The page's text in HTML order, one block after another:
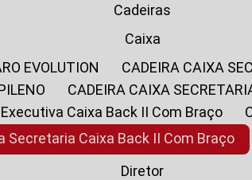
Cadeiras
Caixa
EVOLUTION
CADEIRA CAIXA
CADEIRA CAIXA
Executiva Caixa Back II Com Braço
Secretaria Caixa Back II Com Braço
Diretor